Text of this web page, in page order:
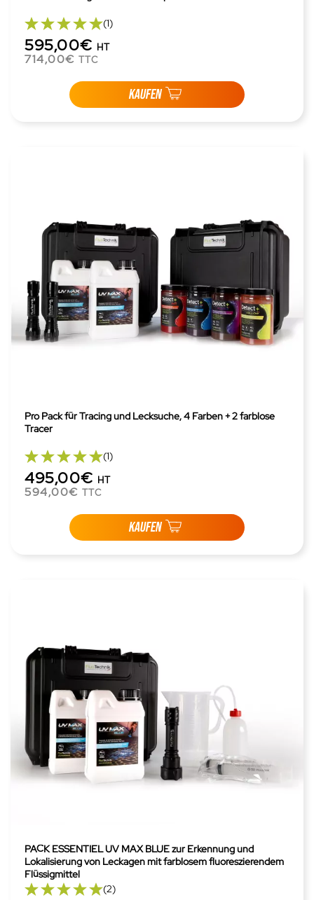
(1)
595,00€ HT
714,00€ TTC
KAUFEN
Pro Pack für Tracing und Lecksuche, 4 Farben + 2 farblose
Tracer
(1)
495,00€ HT
594,00€ TTC
KAUFEN
PACK ESSENTIEL UV MAX BLUE zur Erkennung und
Lokalisierung von Leckagen mit farblosem fluoreszierendem
Flüssigmittel
(2)